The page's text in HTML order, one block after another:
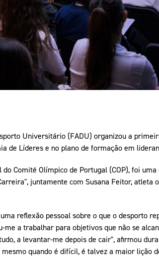
Universitário (FADU) organizou a
de Líderes e no plano de formação em
Comité Olímpico de Portugal (COP), foi
juntamente com Susana Feitor, atleta
reflexão pessoal sobre o que o desporto
me a trabalhar para objetivos que não se
a levantar-me depois de cair", afirmou
mesmo quando é difícil, é talvez a maior lição